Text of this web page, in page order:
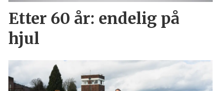
Etter 60 år: endelig på
hjul